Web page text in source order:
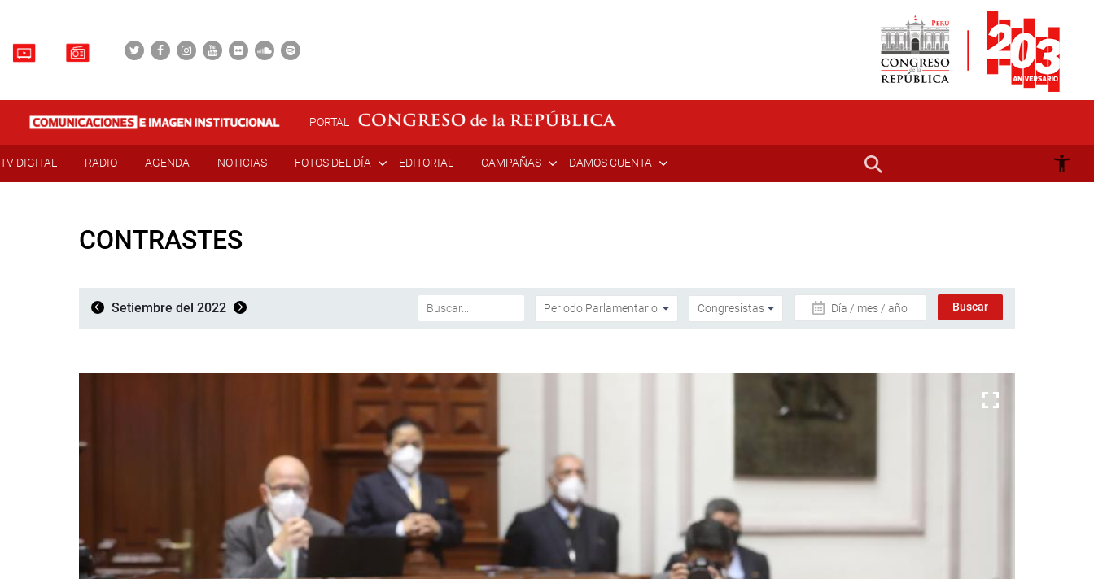
PORTAL
TV DIGITAL RADIO AGENDA NOTICIAS FOTOS DEL DÍA EDITORIAL CAMPAÑAS DAMOS CUENTA
CONTRASTES
Setiembre del 2022 Día / mes / año